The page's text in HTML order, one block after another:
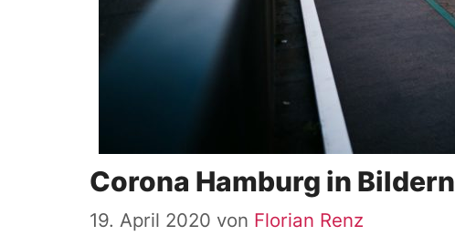
Corona Hamburg in Bildern
19. April 2020 von Florian Renz